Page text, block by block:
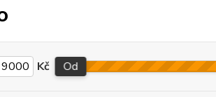
Kč Od